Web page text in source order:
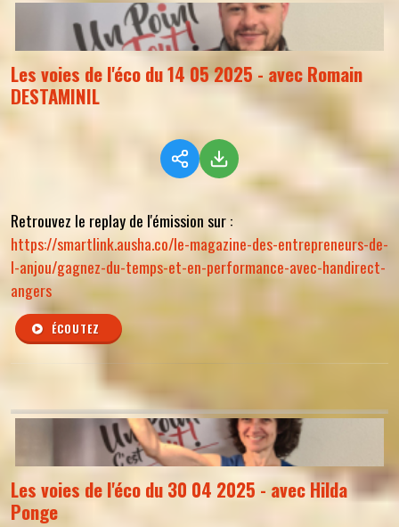
Les voies de l'éco du 14 05 2025 - avec Romain
DESTAMINIL
Retrouvez le replay de l'émission sur :
https://smartlink.ausha.co/le-magazine-des-entrepreneurs-de-
l-anjou/gagnez-du-temps-et-en-performance-avec-handirect-
angers
ÉCOUTEZ
Les voies de l'éco du 30 04 2025 - avec Hilda
Ponge